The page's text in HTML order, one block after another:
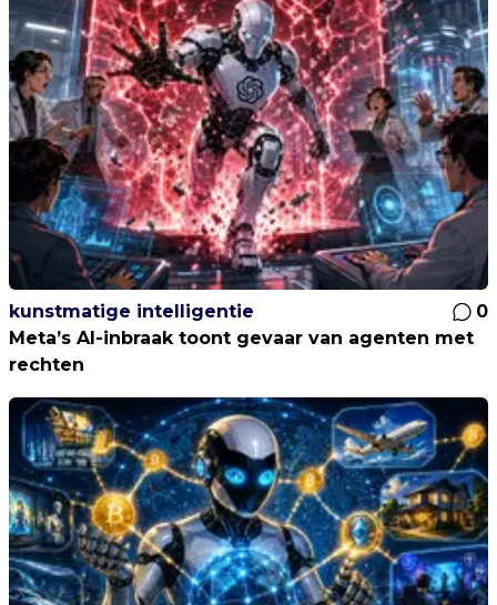
kunstmatige intelligentie
0
Meta’s AI-inbraak toont gevaar van agenten met
rechten